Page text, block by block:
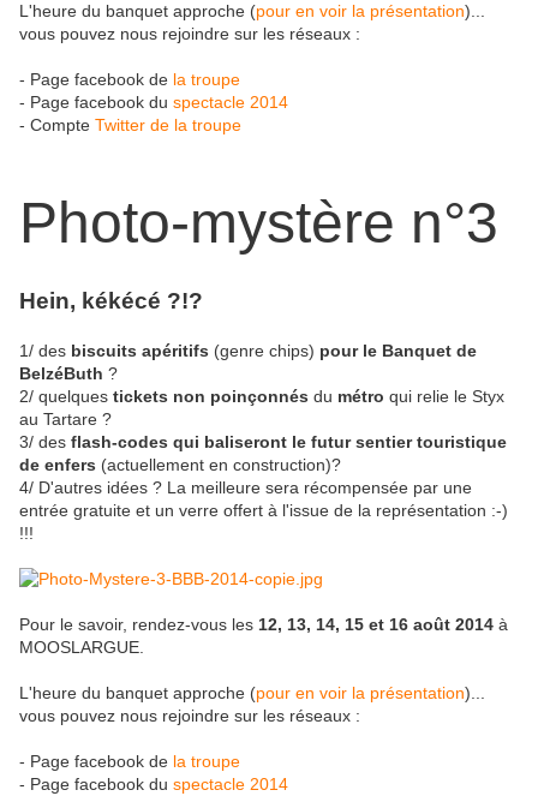
L'heure du banquet approche (pour en voir la présentation)...
vous pouvez nous rejoindre sur les réseaux :
- Page facebook de la troupe
- Page facebook du spectacle 2014
- Compte Twitter de la troupe
Photo-mystère n°3
Hein, kékécé ?!?
1/ des biscuits apéritifs (genre chips) pour le Banquet de
BelzéButh ?
2/ quelques tickets non poinçonnés du métro qui relie le Styx
au Tartare ?
3/ des flash-codes qui baliseront le futur sentier touristique
de enfers (actuellement en construction)?
4/ D'autres idées ? La meilleure sera récompensée par une
entrée gratuite et un verre offert à l'issue de la représentation :-)
!!!
Pour le savoir, rendez-vous les 12, 13, 14, 15 et 16 août 2014 à
MOOSLARGUE.
L'heure du banquet approche (pour en voir la présentation)...
vous pouvez nous rejoindre sur les réseaux :
- Page facebook de la troupe
- Page facebook du spectacle 2014